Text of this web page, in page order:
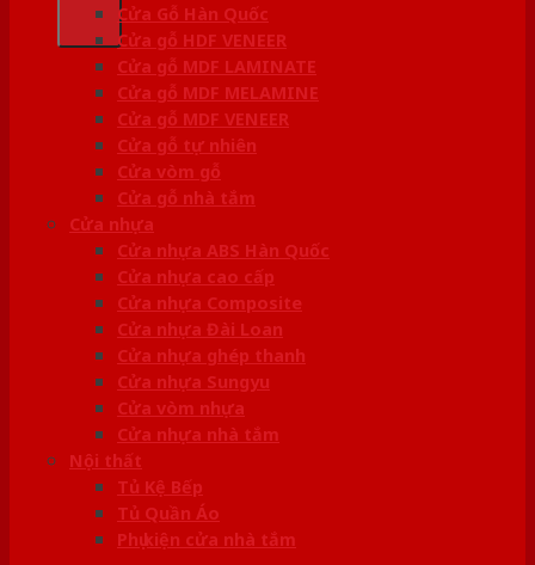
Cửa Gỗ Hàn Quốc
Cửa gỗ HDF VENEER
Cửa gỗ MDF LAMINATE
Cửa gỗ MDF MELAMINE
Cửa gỗ MDF VENEER
Cửa gỗ tự nhiên
Cửa vòm gỗ
Cửa gỗ nhà tắm
Cửa nhựa
Cửa nhựa ABS Hàn Quốc
Cửa nhựa cao cấp
Cửa nhựa Composite
Cửa nhựa Đài Loan
Cửa nhựa ghép thanh
Cửa nhựa Sungyu
Cửa vòm nhựa
Cửa nhựa nhà tắm
Nội thất
Tủ Kệ Bếp
Tủ Quần Áo
Phụ kiện cửa nhà tắm